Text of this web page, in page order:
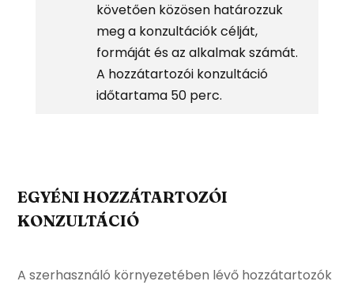
követően közösen határozzuk
meg a konzultációk célját,
formáját és az alkalmak számát.
A hozzátartozói konzultáció
időtartama 50 perc.
EGYÉNI HOZZÁTARTOZÓI
KONZULTÁCIÓ
A szerhasználó környezetében lévő hozzátartozók